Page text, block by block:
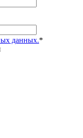
данных.*